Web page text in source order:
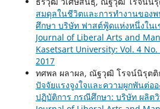
สมดุลในชีวิตและการทำงานของ
ศึกษา บริษัท ฟาสต์ฟู้ดแห่งหนึ่งใน
Journal of Liberal Arts and
Kasetsart University: Vol. 4
2017
ทศพล ผลาผล, ณัฐวุฒิ โรจน์นิรุตติ
ปัจจัยแรงจูงใจและความผูกพันต่อ
ปฏิบัติการ กรณีศึกษา: บริษัท ผลิต